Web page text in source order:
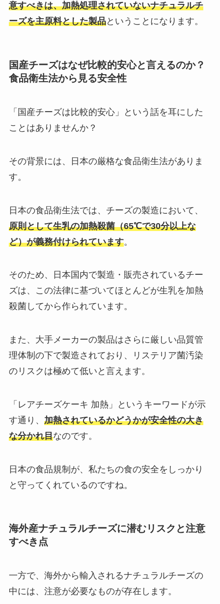
意すべきは、加熱処理されていないナチュラルチ
ーズを主原料とした製品ということになります。
国産チーズはなぜ比較的安心と言えるのか？
食品衛生法から見る安全性
「国産チーズは比較的安心」という話を耳にした
ことはありませんか？
その背景には、日本の厳格な食品衛生法がありま
す。
日本の食品衛生法では、チーズの製造において、
原則として生乳の加熱殺菌（65℃で30分以上な
ど）が義務付けられています。
そのため、日本国内で製造・販売されているチー
ズは、この法律に基づいてほとんどが生乳を加熱
殺菌してから作られています。
また、大手メーカーの製品はさらに厳しい品質管
理体制の下で製造されており、リステリア菌汚染
のリスクは極めて低いと言えます。
「レアチーズケーキ 加熱」というキーワードが示
す通り、 加熱されているかどうかが安全性の大き
な分かれ目なのです。
日本の食品規制が、私たちの食の安全をしっかり
と守ってくれているのですね。
海外産ナチュラルチーズに潜むリスクと注意
すべき点
一方で、海外から輸入されるナチュラルチーズの
中には、注意が必要なものが存在します。